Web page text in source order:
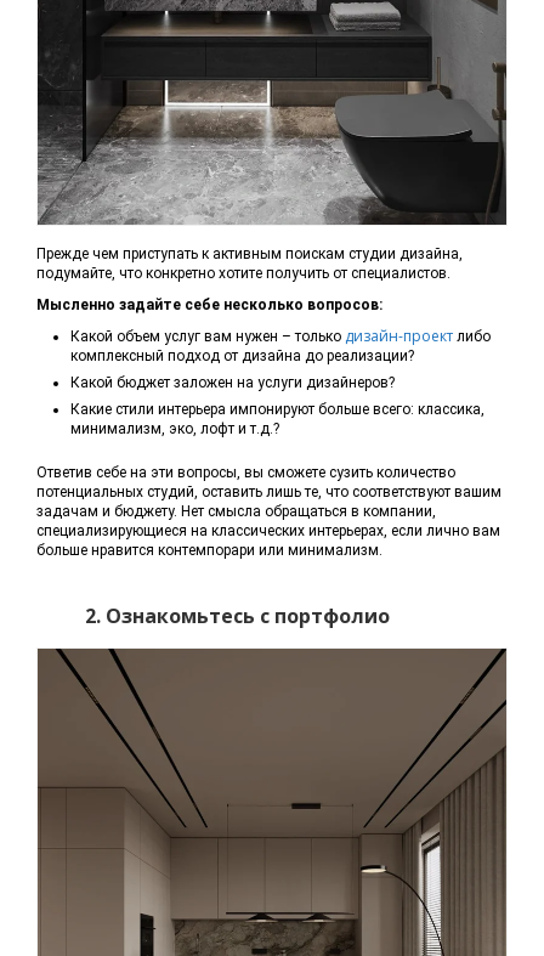
Прежде чем приступать к активным поискам студии дизайна,
подумайте, что конкретно хотите получить от специалистов.
Мысленно задайте себе несколько вопросов:
Какой объем услуг вам нужен – только дизайн-проект либо
комплексный подход от дизайна до реализации?
Какой бюджет заложен на услуги дизайнеров?
Какие стили интерьера импонируют больше всего: классика,
минимализм, эко, лофт и т.д.?
Ответив себе на эти вопросы, вы сможете сузить количество
потенциальных студий, оставить лишь те, что соответствуют вашим
задачам и бюджету. Нет смысла обращаться в компании,
специализирующиеся на классических интерьерах, если лично вам
больше нравится контемпорари или минимализм.
2. Ознакомьтесь с портфолио